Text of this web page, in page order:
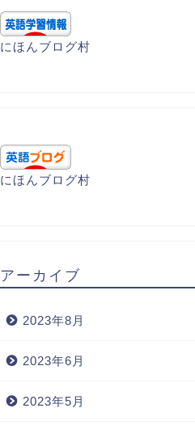
にほんブログ村
にほんブログ村
アーカイブ
2023年8月
2023年6月
2023年5月